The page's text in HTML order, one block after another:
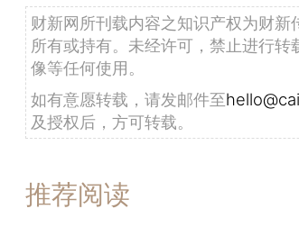
财新网所刊载内容之知识产权为财新
所有或持有。未经许可，禁止进行
像等任何使用。
如有意愿转载，请发邮件至
及授权后，方可转载。
推荐阅读